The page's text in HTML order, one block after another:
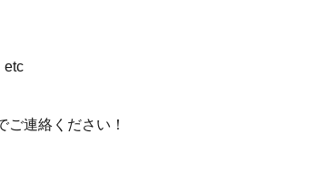
etc
連絡ください！